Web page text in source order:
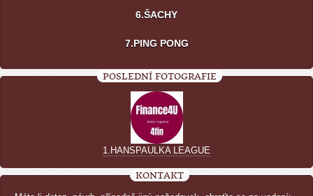
6.ŠACHY
7.PING PONG
POSLEDNÍ FOTOGRAFIE
1.HANSPAULKA LEAGUE
KONTAKT